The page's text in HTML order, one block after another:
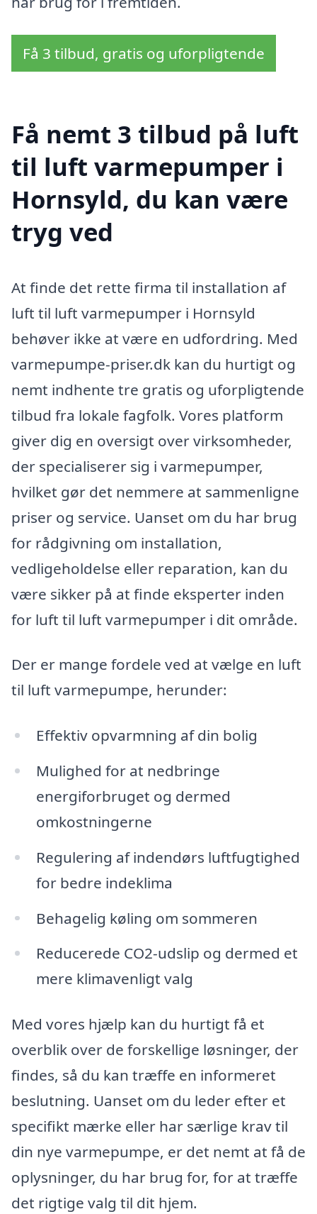
Få 3 tilbud, gratis og uforpligtende
Få nemt 3 tilbud på luft
til luft varmepumper i
Hornsyld, du kan være
tryg ved
At finde det rette firma til installation af
luft til luft varmepumper i Hornsyld
behøver ikke at være en udfordring. Med
varmepumpe-priser.dk kan du hurtigt og
nemt indhente tre gratis og uforpligtende
tilbud fra lokale fagfolk. Vores platform
giver dig en oversigt over virksomheder,
der specialiserer sig i varmepumper,
hvilket gør det nemmere at sammenligne
priser og service. Uanset om du har brug
for rådgivning om installation,
vedligeholdelse eller reparation, kan du
være sikker på at finde eksperter inden
for luft til luft varmepumper i dit område.
Der er mange fordele ved at vælge en luft
til luft varmepumpe, herunder:
Effektiv opvarmning af din bolig
Mulighed for at nedbringe
energiforbruget og dermed
omkostningerne
Regulering af indendørs luftfugtighed
for bedre indeklima
Behagelig køling om sommeren
Reducerede CO2-udslip og dermed et
mere klimavenligt valg
Med vores hjælp kan du hurtigt få et
overblik over de forskellige løsninger, der
findes, så du kan træffe en informeret
beslutning. Uanset om du leder efter et
specifikt mærke eller har særlige krav til
din nye varmepumpe, er det nemt at få de
oplysninger, du har brug for, for at træffe
det rigtige valg til dit hjem.